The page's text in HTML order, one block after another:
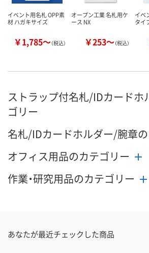
イベント用名札 OPP素
材 ハガキサイズ
￥1,785～（税込）
オープン工業 名札用ケ
ース NX
￥253～（税込）
イベ
タイ
ストラップ付名札/IDカードホ
ゴリー
名札/IDカードホルダー/腕章
オフィス用品のカテゴリー
作業・研究用品のカテゴリー
あなたが最近チェックした商品